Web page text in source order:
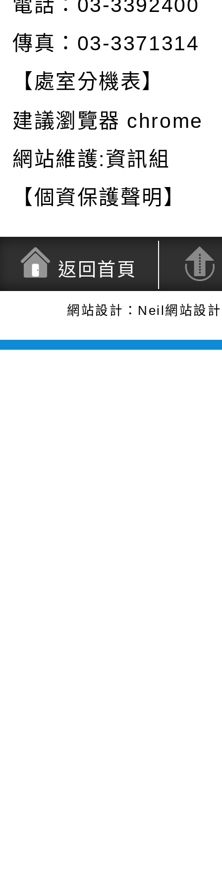
電話：03-3392400
傳真：03-3371314
【處室分機表】
建議瀏覽器 chrome
網站維護:資訊組
【個資保護聲明】
返回首頁
網站設計：Neil網站設